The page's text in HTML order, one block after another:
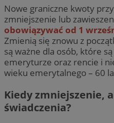
Nowe graniczne kwoty
zmniejszenie lub
obowiązywać od 1
Zmienią się znowu z
są ważne dla osób, które
emeryturze oraz rencie i
wieku emerytalnego – 60
Kiedy zmniejszenie,
świadczenia?